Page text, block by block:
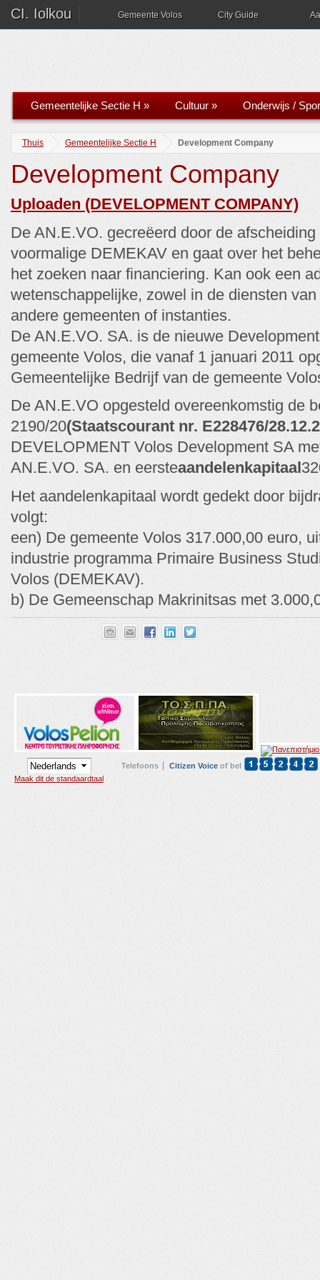
CI. Iolkou Gemeente Volos City Guide
Gemeentelijke Sectie H » Cultuur » Onderwijs /
Thuis Gemeentelijke Sectie H Development Company
Development Company
Uploaden (DEVELOPMENT COMPANY)
De AN.E.VO. gecreëerd door de
voormalige DEMEKAV en gaat over het
het zoeken naar financiering. Kan ook een
wetenschappelijke, zowel in de diensten
andere gemeenten of instanties.
De AN.E.VO. SA. is de nieuwe
gemeente Volos, die vanaf 1 januari 2011
Gemeentelijke Bedrijf van de gemeente
De AN.E.VO opgesteld overeenkomstig de
2190/20(Staatscourant nr. E228476/
DEVELOPMENT Volos Development SA
AN.E.VO. SA. en eersteaandelenkapitaal
Het aandelenkapitaal wordt gedekt door
volgt:
een) De gemeente Volos 317.000,00 euro,
industrie programma Primaire Business
Volos (DEMEKAV).
b) De Gemeenschap Makrinitsas met
Maak dit de standaardtaal
Telefoons Citizen Voice of bel